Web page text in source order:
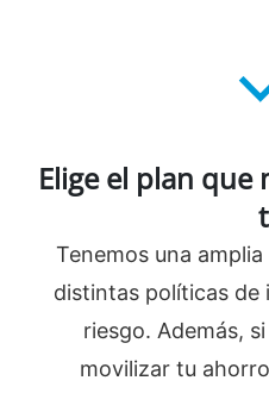
Elige el plan que
Tenemos una
distintas políticas de
riesgo. Además,
movilizar tu